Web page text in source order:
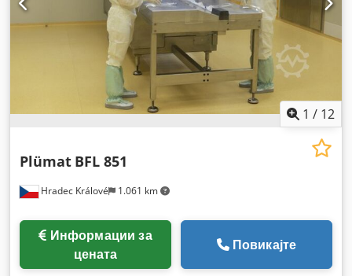
1 / 12
Hradec Králové 1.061 km
Plümat BFL 851
цената
Повикајте